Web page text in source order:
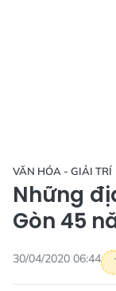
VĂN HÓA - GIẢI TRÍ
Những
Gòn 45
30/04/2020 06:44